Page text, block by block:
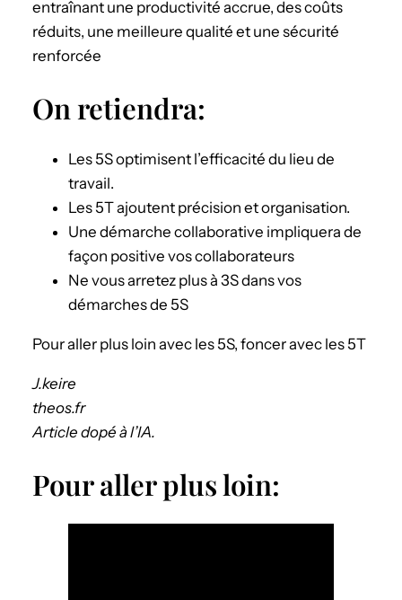
entraînant une productivité accrue, des coûts
réduits, une meilleure qualité et une sécurité
renforcée
On retiendra:
Les 5S optimisent l’efficacité du lieu de
travail.
Les 5T ajoutent précision et organisation.
Une démarche collaborative impliquera de
façon positive vos collaborateurs
Ne vous arretez plus à 3S dans vos
démarches de 5S
Pour aller plus loin avec les 5S, foncer avec les 5T
J.keire
theos.fr
Article dopé à l’IA.
Pour aller plus loin: